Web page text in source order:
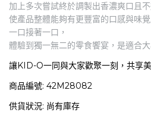
加上多次嘗試終於調製出香濃爽口且
使產品整體能夠有更豐富的口感與味
一口接著一口，
體驗到獨一無二的零食饗宴，是適合
讓KID-O一同與大家歡聚一刻，共享
商品編號: 42M28082
供貨狀況: 尚有庫存